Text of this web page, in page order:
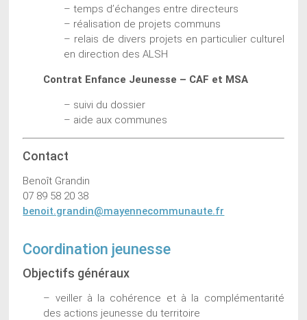
– temps d’échanges entre directeurs
– réalisation de projets communs
– relais de divers projets en particulier culturel
en direction des ALSH
Contrat Enfance Jeunesse – CAF et MSA
– suivi du dossier
– aide aux communes
Contact
Benoît Grandin
07 89 58 20 38
benoit.grandin@mayennecommunaute.fr
Coordination jeunesse
Objectifs généraux
– veiller à la cohérence et à la complémentarité
des actions jeunesse du territoire